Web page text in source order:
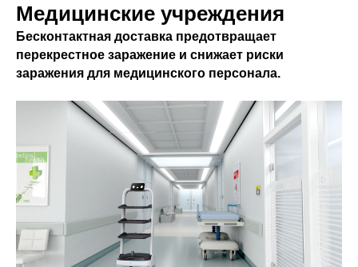
Медицинские учреждения
Бесконтактная доставка предотвращает
перекрестное заражение и снижает риски
заражения для медицинского персонала.